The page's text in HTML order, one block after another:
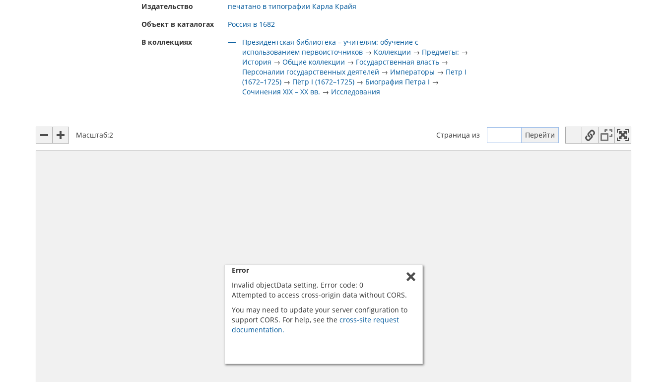
Издательство
печатано в типографии Карла Крайя
Объект в каталогах
Россия в 1682
В коллекциях
Президентская библиотека – учителям: обучение с
использованием первоисточников → Коллекции → Предметы: →
История →Общие коллекции → Государственная власть →
Персоналии государственных деятелей → Императоры → Петр I
(1672–1725) → Пётр I (1672–1725) → Биография Петра I →
Сочинения XIX – XX вв. → Исследования
Масштаб:2 Страница из
Error
Invalid objectData setting. Error code: 0
Attempted to access cross-origin data without CORS.
You may need to update your server configuration to
support CORS. For help, see the cross-site request
documentation.